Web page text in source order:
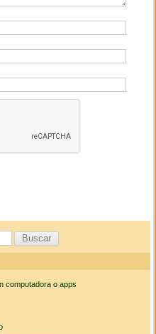
computadora o apps